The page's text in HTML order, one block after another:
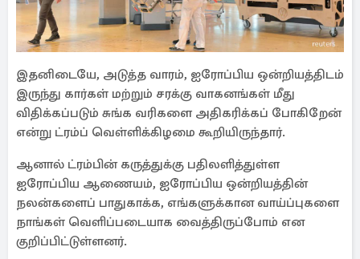
இதனிடையே, அடுத்த வாரம், ஐரோப்பிய ஒன்றியத்திடம்
இருந்து கார்கள் மற்றும் சரக்கு வாகனங்கள் மீது
விதிக்கப்படும் சுங்க வரிகளை அதிகரிக்கப் போகிறேன்
என்று ட்ரம்ப் வெள்ளிக்கிழமை கூறியிருந்தார்.
ஆனால் ட்ரம்பின் கருத்துக்கு பதிலளித்துள்ள
ஐரோப்பிய ஆணையம், ஐரோப்பிய ஒன்றியத்தின்
நலன்களைப் பாதுகாக்க, எங்களுக்கான வாய்ப்புகளை
நாங்கள் வெளிப்படையாக வைத்திருப்போம் என
குறிப்பிட்டுள்ளனர்.